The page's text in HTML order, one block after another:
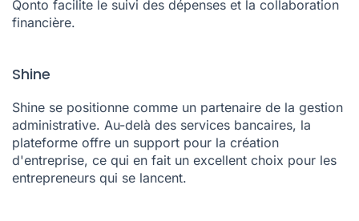
Shine se positionne comme un partenaire de la gestion
plateforme offre un support pour la création
d'entreprise, ce qui en fait un excellent choix pour les
entrepreneurs qui se lancent.